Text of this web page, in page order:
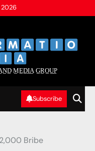
2026
M̲E̲D̲I̲A̲ G̲R̲O̲U̲P̲
Subscribe
Bribe